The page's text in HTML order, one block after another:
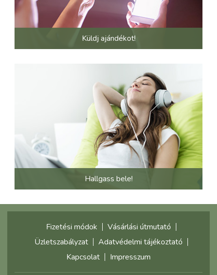
Küldj ajándékot!
Hallgass bele!
Fizetési módok
Vásárlási útmutató
Üzletszabályzat
Adatvédelmi tájékoztató
Kapcsolat
Impresszum